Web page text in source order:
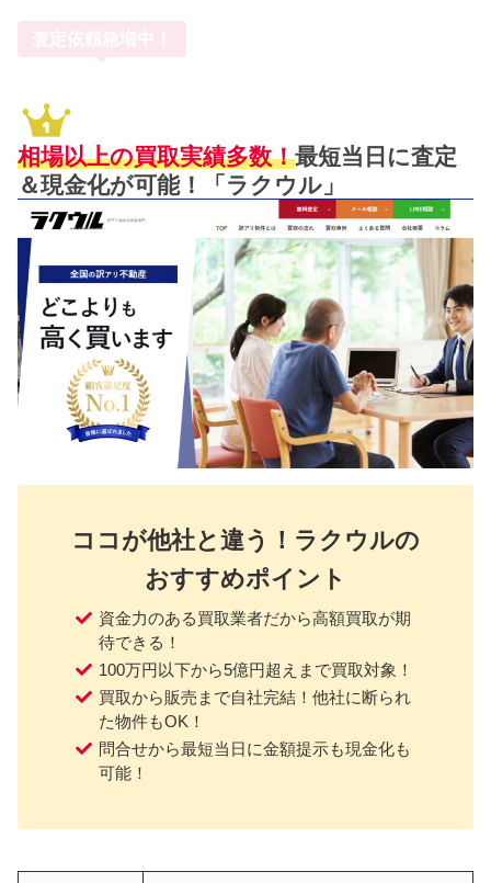
相場以上の買取実績多数！最短当日に査定
＆現金化が可能！「ラクウル」
ココが他社と違う！ラクウルの
おすすめポイント
資金力のある買取業者だから高額買取が期
待できる！
100万円以下から5億円超えまで買取対象！
買取から販売まで自社完結！他社に断られ
た物件もOK！
問合せから最短当日に金額提示も現金化も
可能！